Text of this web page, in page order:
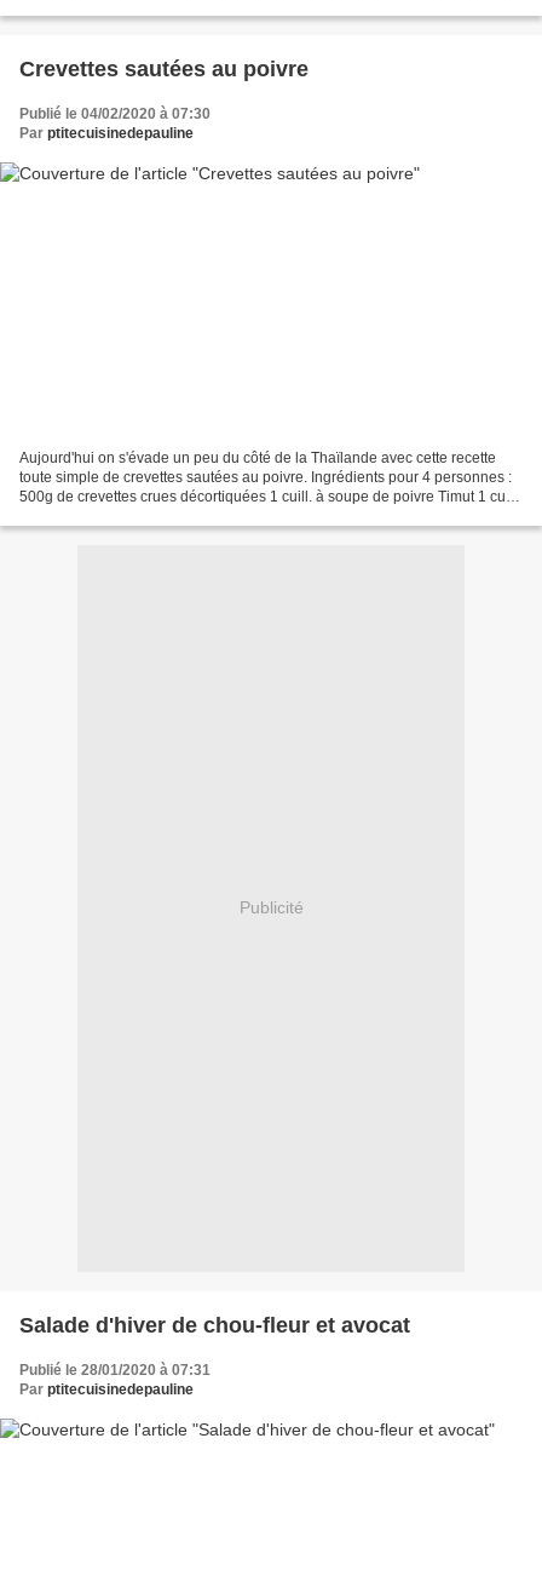
Crevettes sautées au poivre
Publié le 04/02/2020 à 07:30
Par ptitecuisinedepauline
Aujourd'hui on s'évade un peu du côté de la Thaïlande avec cette recette
toute simple de crevettes sautées au poivre. Ingrédients pour 4 personnes :
500g de crevettes crues décortiquées 1 cuill. à soupe de poivre Timut 1 cuill.
Publicité
Salade d'hiver de chou-fleur et avocat
Publié le 28/01/2020 à 07:31
Par ptitecuisinedepauline